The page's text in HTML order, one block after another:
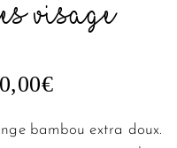
visage
€PLAGE
PRIX :
bambou extra doux.